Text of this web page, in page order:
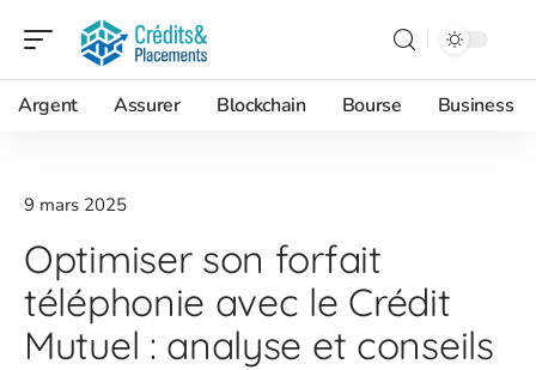
Argent Assurer Blockchain Bourse Business
9 mars 2025
Optimiser son forfait
téléphonie avec le Crédit
Mutuel : analyse et conseils